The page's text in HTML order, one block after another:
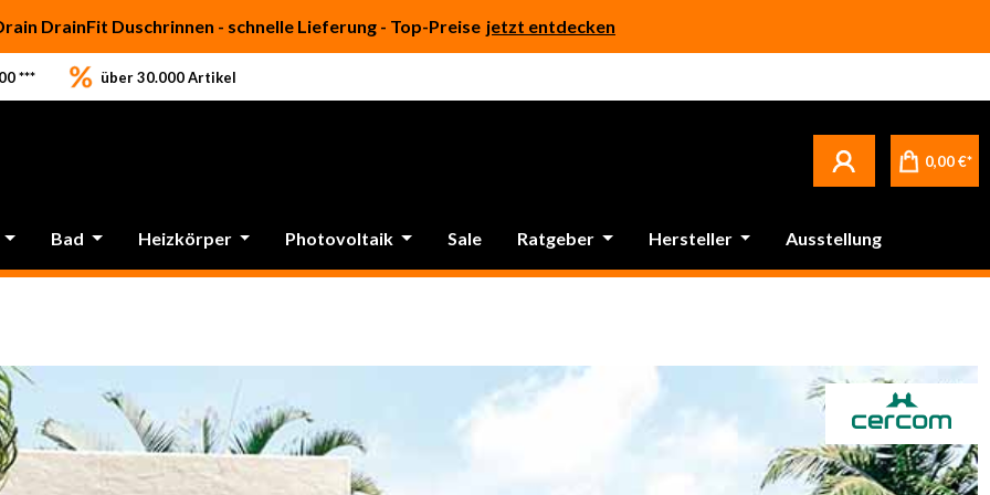
DrainFit Duschrinnen - schnelle Lieferung - Top-Preise jetzt entdecken
*** über 30.000 Artikel
0,00 €*
Bad Heizkörper Photovoltaik Sale Ratgeber Hersteller Ausstellung